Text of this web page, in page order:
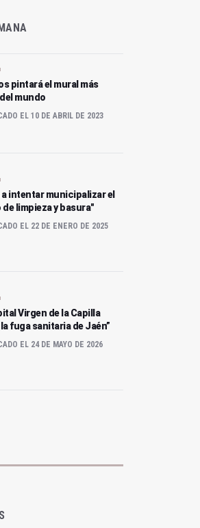
pintará el mural más
mundo
EL 10 DE ABRIL DE 2023
a intentar municipalizar el
limpieza y basura"
EL 22 DE ENERO DE 2025
Virgen de la Capilla
fuga sanitaria de Jaén”
EL 24 DE MAYO DE 2026